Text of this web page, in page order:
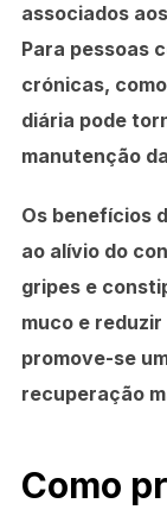
associados
Para pessoas
crónicas,
diária pode
manutenção
Os benefícios
ao alívio do
gripes e
muco e
promove-se
recuperação
Como